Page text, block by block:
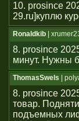
10. prosince
29.ru]куплю
Ronaldkib |
8. prosince
минут. Нужны
ThomasSwels |
8. prosince
товар.
подъемных